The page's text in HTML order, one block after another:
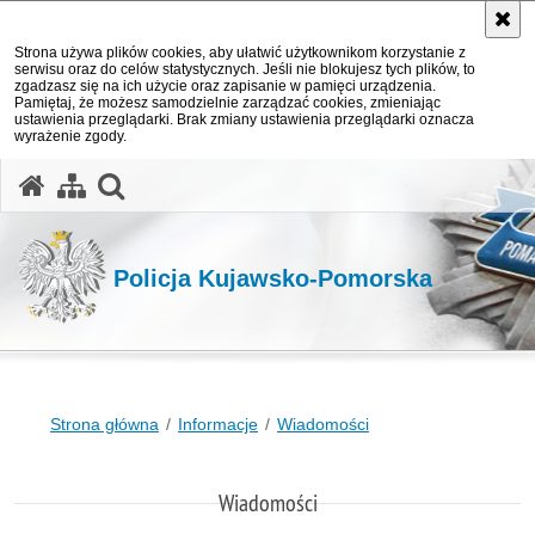
Strona używa plików cookies, aby ułatwić użytkownikom korzystanie z
serwisu oraz do celów statystycznych. Jeśli nie blokujesz tych plików, to
zgadzasz się na ich użycie oraz zapisanie w pamięci urządzenia.
Pamiętaj, że możesz samodzielnie zarządzać cookies, zmieniając
ustawienia przeglądarki. Brak zmiany ustawienia przeglądarki oznacza
wyrażenie zgody.
Policja Kujawsko-Pomorska
Strona główna Informacje Wiadomości
Wiadomości